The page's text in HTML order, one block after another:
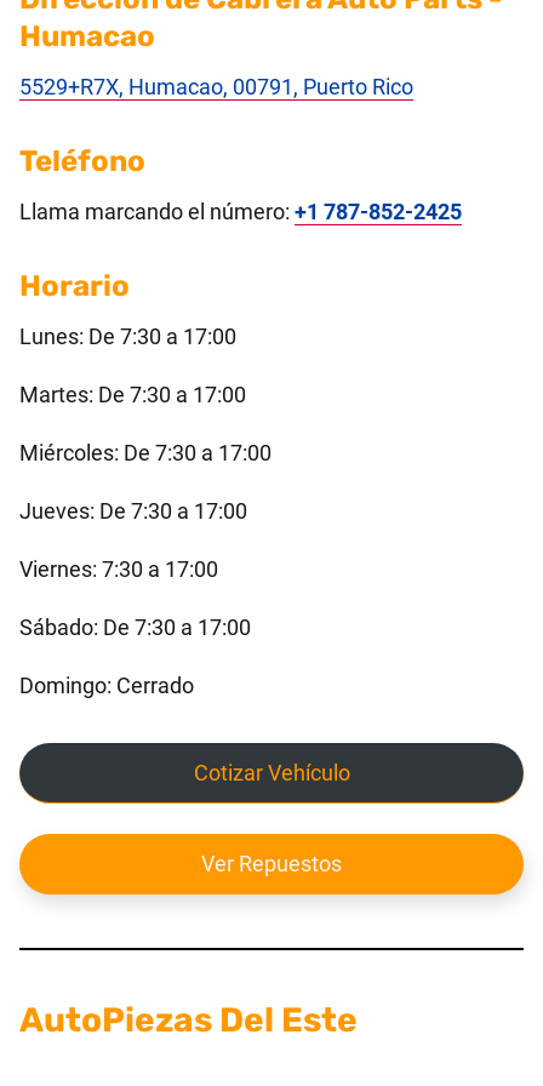
Humacao
5529+R7X, Humacao, 00791, Puerto Rico
Teléfono
Llama marcando el número: +1 787-852-2425
Horario
Lunes: De 7:30 a 17:00
Martes: De 7:30 a 17:00
Miércoles: De 7:30 a 17:00
Jueves: De 7:30 a 17:00
Viernes: 7:30 a 17:00
Sábado: De 7:30 a 17:00
Domingo: Cerrado
Cotizar Vehículo
Ver Repuestos
AutoPiezas Del Este